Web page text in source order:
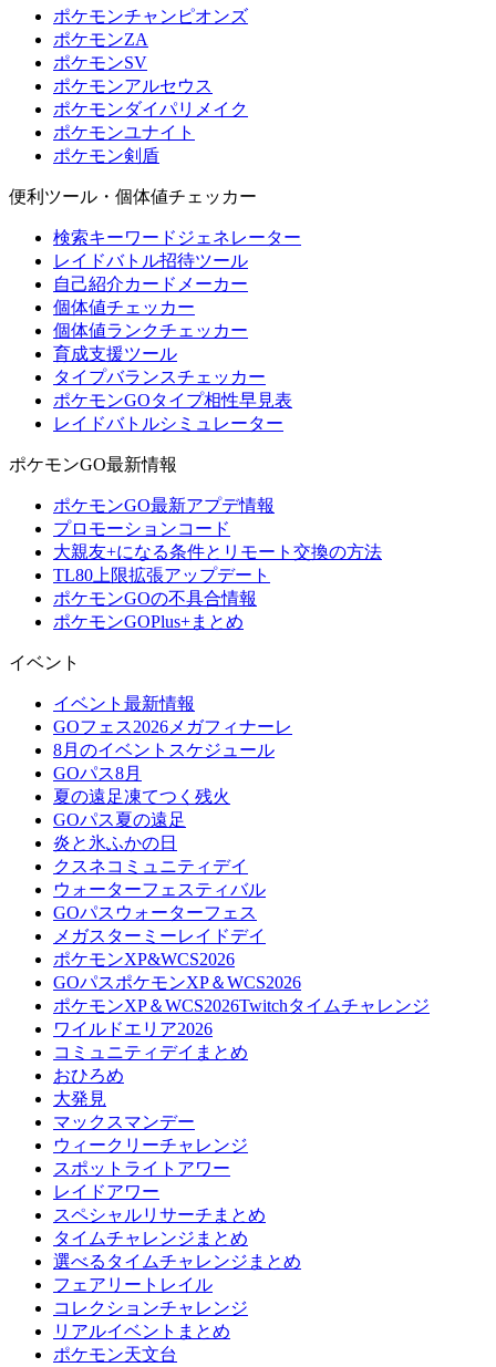
ポケモンチャンピオンズ
ポケモンZA
ポケモンSV
ポケモンアルセウス
ポケモンダイパリメイク
ポケモンユナイト
ポケモン剣盾
便利ツール・個体値チェッカー
検索キーワードジェネレーター
レイドバトル招待ツール
自己紹介カードメーカー
個体値チェッカー
個体値ランクチェッカー
育成支援ツール
タイプバランスチェッカー
ポケモンGOタイプ相性早見表
レイドバトルシミュレーター
ポケモンGO最新情報
ポケモンGO最新アプデ情報
プロモーションコード
大親友+になる条件とリモート交換の方法
TL80上限拡張アップデート
ポケモンGOの不具合情報
ポケモンGOPlus+まとめ
イベント
イベント最新情報
GOフェス2026メガフィナーレ
8月のイベントスケジュール
GOパス8月
夏の遠足凍てつく残火
GOパス夏の遠足
炎と氷ふかの日
クスネコミュニティデイ
ウォーターフェスティバル
GOパスウォーターフェス
メガスターミーレイドデイ
ポケモンXP&WCS2026
GOパスポケモンXP＆WCS2026
ポケモンXP＆WCS2026Twitchタイムチャレンジ
ワイルドエリア2026
コミュニティデイまとめ
おひろめ
大発見
マックスマンデー
ウィークリーチャレンジ
スポットライトアワー
レイドアワー
スペシャルリサーチまとめ
タイムチャレンジまとめ
選べるタイムチャレンジまとめ
フェアリートレイル
コレクションチャレンジ
リアルイベントまとめ
ポケモン天文台